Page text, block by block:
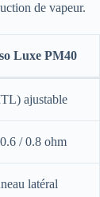
de vapeur.
Luxe PM40
ajustable
/ 0.8 ohm
latéral